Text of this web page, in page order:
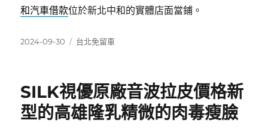
和汽車借款位於新北中和的實體店面當鋪。
發
2024-09-30
分
台北免留車
SILK視優原廠音波拉皮價格新
型的高雄隆乳精微的肉毒瘦臉